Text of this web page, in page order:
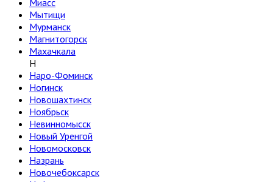
Миасс
Мытищи
Мурманск
Магнитогорск
Махачкала
Н
Наро-Фоминск
Ногинск
Новошахтинск
Ноябрьск
Невинномысск
Новый Уренгой
Новомосковск
Назрань
Новочебоксарск